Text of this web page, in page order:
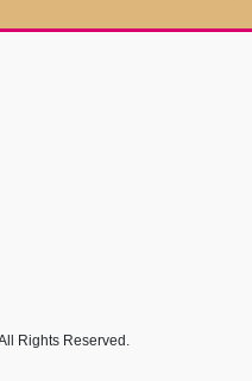
Rights Reserved.